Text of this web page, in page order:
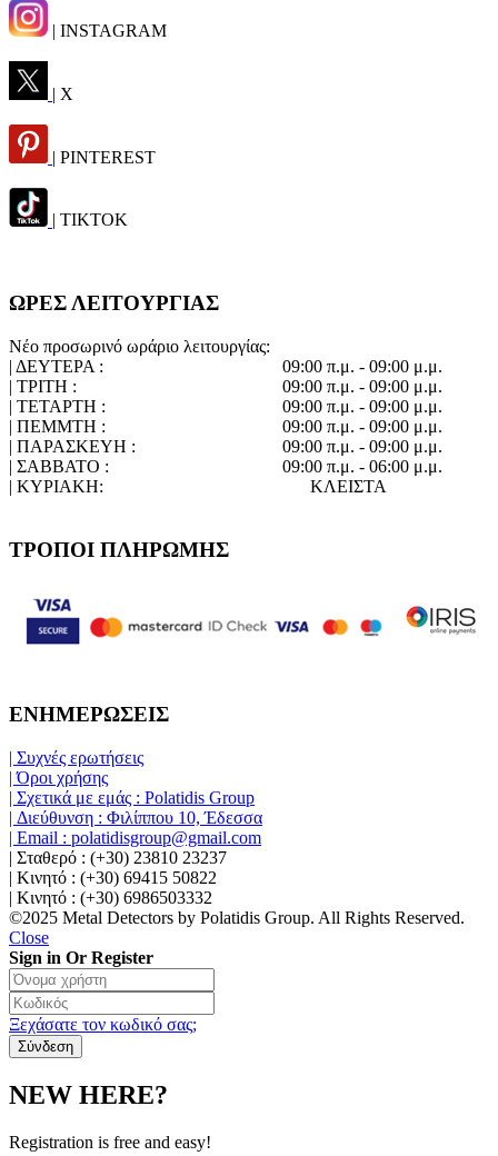
| INSTAGRAM
| X
| PINTEREST
| TIKTOK
ΩΡΕΣ ΛΕΙΤΟΥΡΓΙΑΣ
Νέο προσωρινό ωράριο λειτουργίας:
| ΔΕΥΤΕΡΑ :
09:00 π.μ. - 09:00 μ.μ.
| ΤΡΙΤΗ :
09:00 π.μ. - 09:00 μ.μ.
| ΤΕΤΑΡΤΗ :
09:00 π.μ. - 09:00 μ.μ.
| ΠΕΜΜΤΗ :
09:00 π.μ. - 09:00 μ.μ.
| ΠΑΡΑΣΚΕΥΗ :
09:00 π.μ. - 09:00 μ.μ.
| ΣΑΒΒΑΤΟ :
09:00 π.μ. - 06:00 μ.μ.
| ΚΥΡΙΑΚΗ:
ΚΛΕΙΣΤΑ
ΤΡΟΠΟΙ ΠΛΗΡΩΜΗΣ
ΕΝΗΜΕΡΩΣΕΙΣ
| Συχνές ερωτήσεις
| Όροι χρήσης
| Σχετικά με εμάς : Polatidis Group
| Διεύθυνση : Φιλίππου 10, Έδεσσα
| Email : polatidisgroup@gmail.com
| Σταθερό : (+30) 23810 23237
| Κινητό : (+30) 69415 50822
| Κινητό : (+30) 6986503332
©2025 Metal Detectors by Polatidis Group. All Rights Reserved.
Close
Sign in Or Register
Ξεχάσατε τον κωδικό σας;
NEW HERE?
Registration is free and easy!